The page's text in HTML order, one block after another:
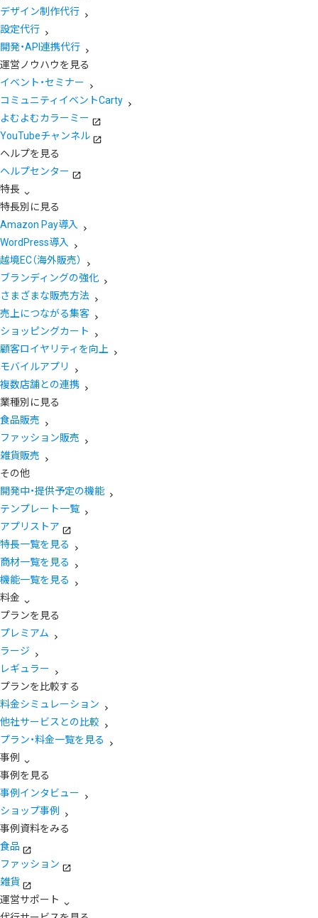
デザイン制作代行
設定代行
開発・API連携代行
運営ノウハウを見る
イベント・セミナー
コミュニティイベントCarty
よむよむカラーミー
YouTubeチャンネル
ヘルプを見る
ヘルプセンター
特長
特長別に見る
Amazon Pay導入
WordPress導入
越境EC（海外販売）
ブランディングの強化
さまざまな販売方法
売上につながる集客
ショッピングカート
顧客ロイヤリティを向上
モバイルアプリ
複数店舗との連携
業種別に見る
食品販売
ファッション販売
雑貨販売
その他
開発中・提供予定の機能
テンプレート一覧
アプリストア
特長一覧を見る
商材一覧を見る
機能一覧を見る
料金
プランを見る
プレミアム
ラージ
レギュラー
プランを比較する
料金シミュレーション
他社サービスとの比較
プラン・料金一覧を見る
事例
事例を見る
事例インタビュー
ショップ事例
事例資料をみる
食品
ファッション
雑貨
運営サポート